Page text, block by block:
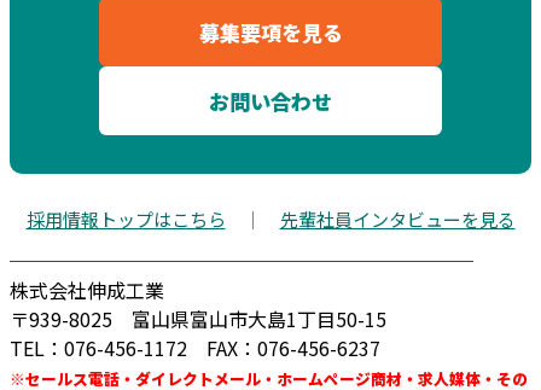
募集要項を見る
お問い合わせ
採用情報トップはこちら ｜ 先輩社員インタビューを見る
────────────────────────
株式会社伸成工業
〒939-8025 富山県富山市大島1丁目50-15
TEL：076-456-1172 FAX：076-456-6237
※セールス電話・ダイレクトメール・ホームページ商材・求人媒体・その